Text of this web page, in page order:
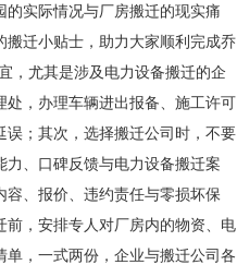
实际情况与厂房搬迁的现实痛
搬迁小贴士，助力大家顺利完成乔
，尤其是涉及电力设备搬迁的企
，办理车辆进出报备、施工许可
；其次，选择搬迁公司时，不要
力、口碑反馈与电力设备搬迁案
容、报价、违约责任与零损坏保
前，安排专人对厂房内的物资、电
，一式两份，企业与搬迁公司各